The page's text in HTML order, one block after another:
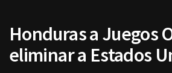
Honduras a Juegos
eliminar a Estados